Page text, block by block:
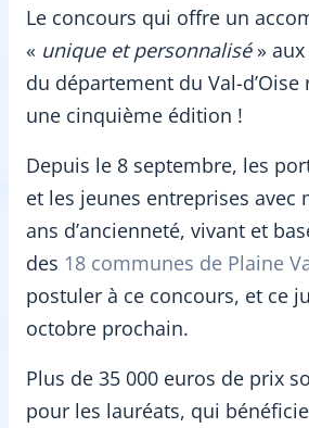
Le concours qui offre un
« unique et personnalisé» aux
du département du Val-
une cinquième édition !
Depuis le 8 septembre, les
et les jeunes entreprises avec
ans d’ancienneté, vivant et
des 18 communes de Plaine
postuler à ce concours, et ce
octobre prochain.
Plus de 35 000 euros de prix
pour les lauréats, qui